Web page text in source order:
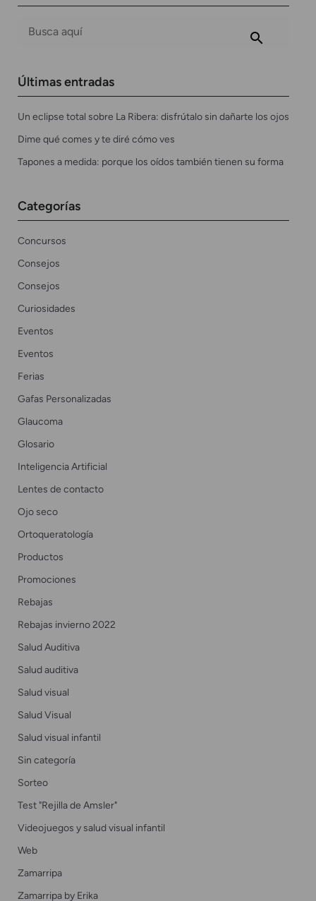
Últimas entradas
Un eclipse total sobre La Ribera: disfrútalo sin dañarte los ojos
Dime qué comes y te diré cómo ves
Tapones a medida: porque los oídos también tienen su forma
Categorías
Concursos
Consejos
Consejos
Curiosidades
Eventos
Eventos
Ferias
Gafas Personalizadas
Glaucoma
Glosario
Inteligencia Artificial
Lentes de contacto
Ojo seco
Ortoqueratología
Productos
Promociones
Rebajas
Rebajas invierno 2022
Salud Auditiva
Salud auditiva
Salud visual
Salud Visual
Salud visual infantil
Sin categoría
Sorteo
Test "Rejilla de Amsler"
Videojuegos y salud visual infantil
Web
Zamarripa
Zamarripa by Erika